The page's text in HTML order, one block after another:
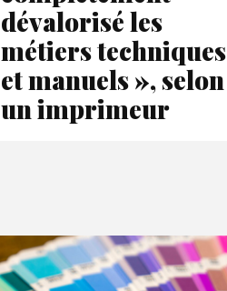
dévalorisé les
métiers techniques
et manuels », selon
un imprimeur